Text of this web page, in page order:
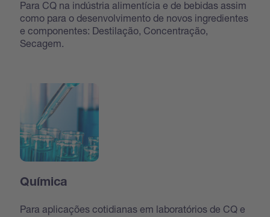
Para CQ na indústria alimentícia e de bebidas assim
como para o desenvolvimento de novos ingredientes
e componentes: Destilação, Concentração,
Secagem.
Química
Para aplicações cotidianas em laboratórios de CQ e